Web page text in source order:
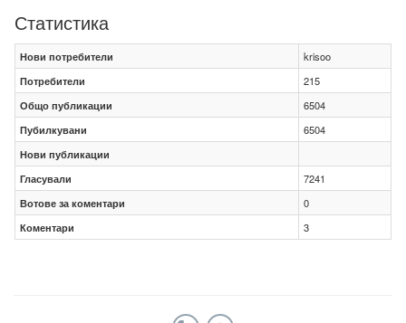
Статистика
Нови потребители
krisoo
Потребители
215
Общо публикации
6504
Пубилкувани
6504
Нови публикации
Гласували
7241
Вотове за коментари
0
Коментари
3